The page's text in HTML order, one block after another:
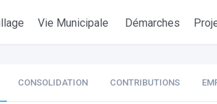
Vie Municipale Démarches
CONSOLIDATION CONTRIBUTIONS